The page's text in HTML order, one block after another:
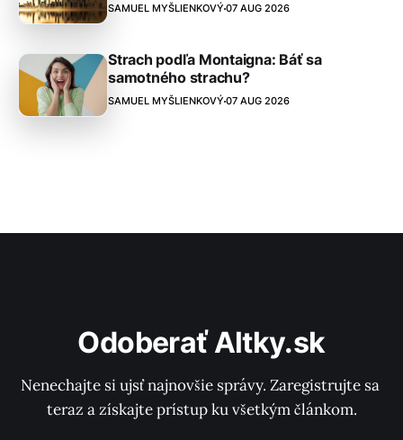
SAMUEL MYŠLIENKOVÝ 07 AUG 2026
Strach podľa Montaigna: Báť sa
samotného strachu?
SAMUEL MYŠLIENKOVÝ 07 AUG 2026
Odoberať Altky.sk
Nenechajte si ujsť najnovšie správy. Zaregistrujte sa
teraz a získajte prístup ku všetkým článkom.